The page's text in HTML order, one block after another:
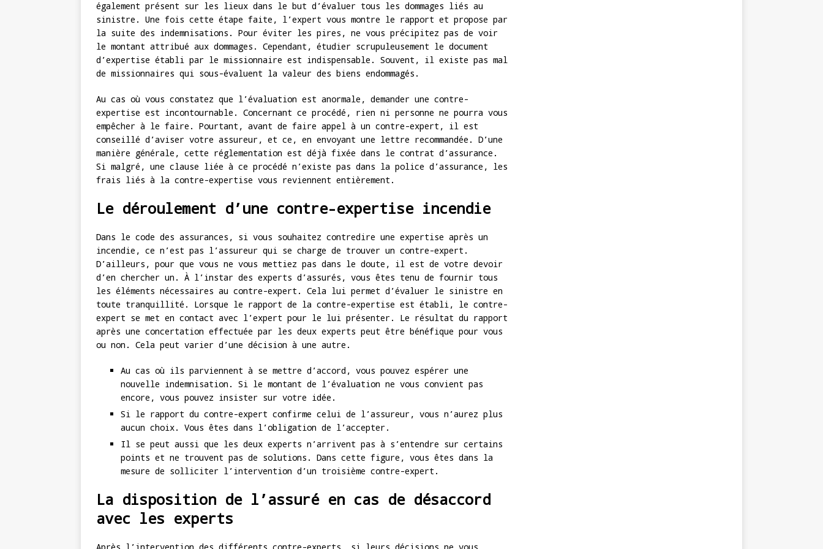
également présent sur les lieux dans le but d’évaluer tous les dommages liés au
sinistre. Une fois cette étape faite, l’expert vous montre le rapport et propose par
la suite des indemnisations. Pour éviter les pires, ne vous précipitez pas de voir
le montant attribué aux dommages. Cependant, étudier scrupuleusement le document
d’expertise établi par le missionnaire est indispensable. Souvent, il existe pas mal
de missionnaires qui sous-évaluent la valeur des biens endommagés.
Au cas où vous constatez que l’évaluation est anormale, demander une contre-
expertise est incontournable. Concernant ce procédé, rien ni personne ne pourra vous
empêcher à le faire. Pourtant, avant de faire appel à un contre-expert, il est
conseillé d’aviser votre assureur, et ce, en envoyant une lettre recommandée. D’une
manière générale, cette réglementation est déjà fixée dans le contrat d’assurance.
Si malgré, une clause liée à ce procédé n’existe pas dans la police d’assurance, les
frais liés à la contre-expertise vous reviennent entièrement.
Le déroulement d’une contre-expertise incendie
Dans le code des assurances, si vous souhaitez contredire une expertise après un
incendie, ce n’est pas l’assureur qui se charge de trouver un contre-expert.
D’ailleurs, pour que vous ne vous mettiez pas dans le doute, il est de votre devoir
d’en chercher un. À l’instar des experts d’assurés, vous êtes tenu de fournir tous
les éléments nécessaires au contre-expert. Cela lui permet d’évaluer le sinistre en
toute tranquillité. Lorsque le rapport de la contre-expertise est établi, le contre-
expert se met en contact avec l’expert pour le lui présenter. Le résultat du rapport
après une concertation effectuée par les deux experts peut être bénéfique pour vous
ou non. Cela peut varier d’une décision à une autre.
Au cas où ils parviennent à se mettre d’accord, vous pouvez espérer une
nouvelle indemnisation. Si le montant de l’évaluation ne vous convient pas
encore, vous pouvez insister sur votre idée.
Si le rapport du contre-expert confirme celui de l’assureur, vous n’aurez plus
aucun choix. Vous êtes dans l’obligation de l’accepter.
Il se peut aussi que les deux experts n’arrivent pas à s’entendre sur certains
points et ne trouvent pas de solutions. Dans cette figure, vous êtes dans la
mesure de solliciter l’intervention d’un troisième contre-expert.
La disposition de l’assuré en cas de désaccord
avec les experts